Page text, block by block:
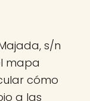
s/n
mapa
cómo
a las